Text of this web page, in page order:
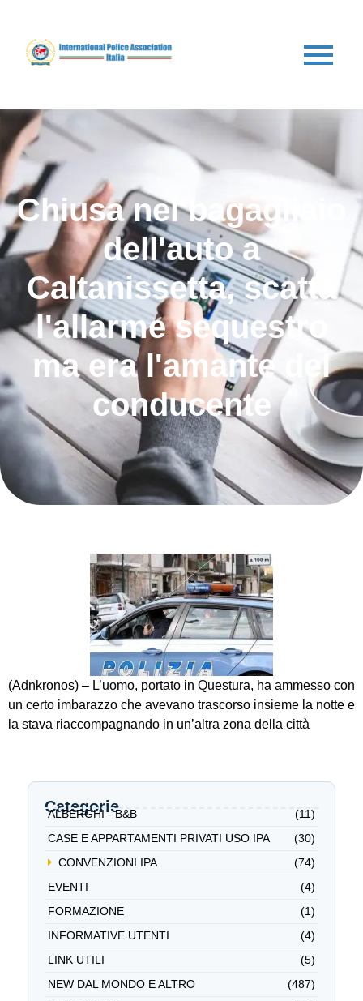
Chiusa nel bagagliaio
dell'auto a
Caltanissetta, scatta
l'allarme sequestro
ma era l'amante del
conducente
(Adnkronos) – L’uomo, portato in Questura, ha ammesso con
un certo imbarazzo che avevano trascorso insieme la notte e
la stava riaccompagnando in un’altra zona della città
Categorie
ALBERGHI - B&B
(11)
CASE E APPARTAMENTI PRIVATI USO IPA
(30)
CONVENZIONI IPA
(74)
EVENTI
(4)
FORMAZIONE
(1)
INFORMATIVE UTENTI
(4)
LINK UTILI
(5)
NEW DAL MONDO E ALTRO
(487)